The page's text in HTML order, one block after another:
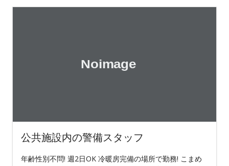
公共施設内の警備スタッフ
年齢性別不問! 週2日OK 冷暖房完備の場所で勤務! こまめ